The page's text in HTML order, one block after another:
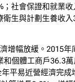
社會保證和就業收
衛生與計劃生養收
增幅放緩。2015年
和個體工商戶36.3
平易近營經濟完成